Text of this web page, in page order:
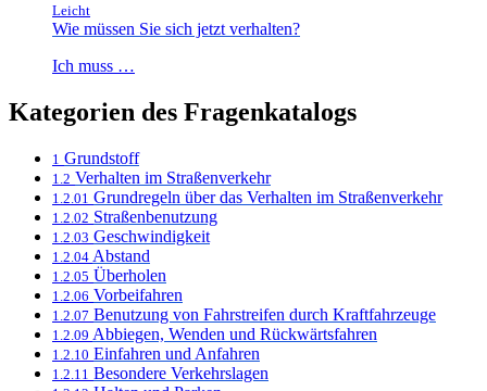
Leicht
Wie müssen Sie sich jetzt verhalten?
Ich muss …
Kategorien des Fragenkatalogs
1 Grundstoff
1.2 Verhalten im Straßenverkehr
1.2.01 Grundregeln über das Verhalten im Straßenverkehr
1.2.02 Straßenbenutzung
1.2.03 Geschwindigkeit
1.2.04 Abstand
1.2.05 Überholen
1.2.06 Vorbeifahren
1.2.07 Benutzung von Fahrstreifen durch Kraftfahrzeuge
1.2.09 Abbiegen, Wenden und Rückwärtsfahren
1.2.10 Einfahren und Anfahren
1.2.11 Besondere Verkehrslagen